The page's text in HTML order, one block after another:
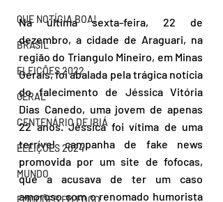
QUE NOTÍCIA BOA!
BRASIL
ELEIÇÕES 2022
GERAL
CENTENÁRIO DE IBIÁ
ELEIÇÕES 2024
MUNDO
EMOÇÕES EM FOCO
Na última sexta-feira, 22 de
dezembro, a cidade de Araguari, na
região do Triangulo Mineiro, em Minas
Gerais, foi abalada pela trágica notícia
do falecimento de Jéssica Vitória
Dias Canedo, uma jovem de apenas
22 anos. Jéssica foi vítima de uma
terrível campanha de fake news
promovida por um site de fofocas,
que a acusava de ter um caso
amoroso com o renomado humorista